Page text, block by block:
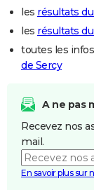
les résultats
les résultats
toutes les
de Sercy
A ne pas
Recevez nos
mail.
En savoir plus sur